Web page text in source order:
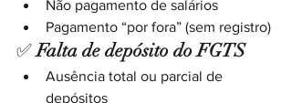
Não pagamento de salários
Pagamento “por fora” (sem registro)
✅ Falta de depósito do FGTS
Ausência total ou parcial de
depósitos